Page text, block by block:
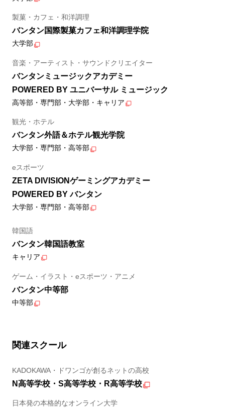
製菓・カフェ・和洋調理
バンタン国際製菓カフェ和洋調理学院
大学部
音楽・アーティスト・サウンドクリエイター
バンタンミュージックアカデミー
POWERED BY ユニバーサル ミュージック
高等部・専門部・大学部・キャリア
観光・ホテル
バンタン外語＆ホテル観光学院
大学部・専門部・高等部
eスポーツ
ZETA DIVISIONゲーミングアカデミー
POWERED BY バンタン
大学部・専門部・高等部
韓国語
バンタン韓国語教室
キャリア
ゲーム・イラスト・eスポーツ・アニメ
バンタン中等部
中等部
関連スクール
KADOKAWA・ドワンゴが創るネットの高校
N高等学校・S高等学校・R高等学校
日本発の本格的なオンライン大学